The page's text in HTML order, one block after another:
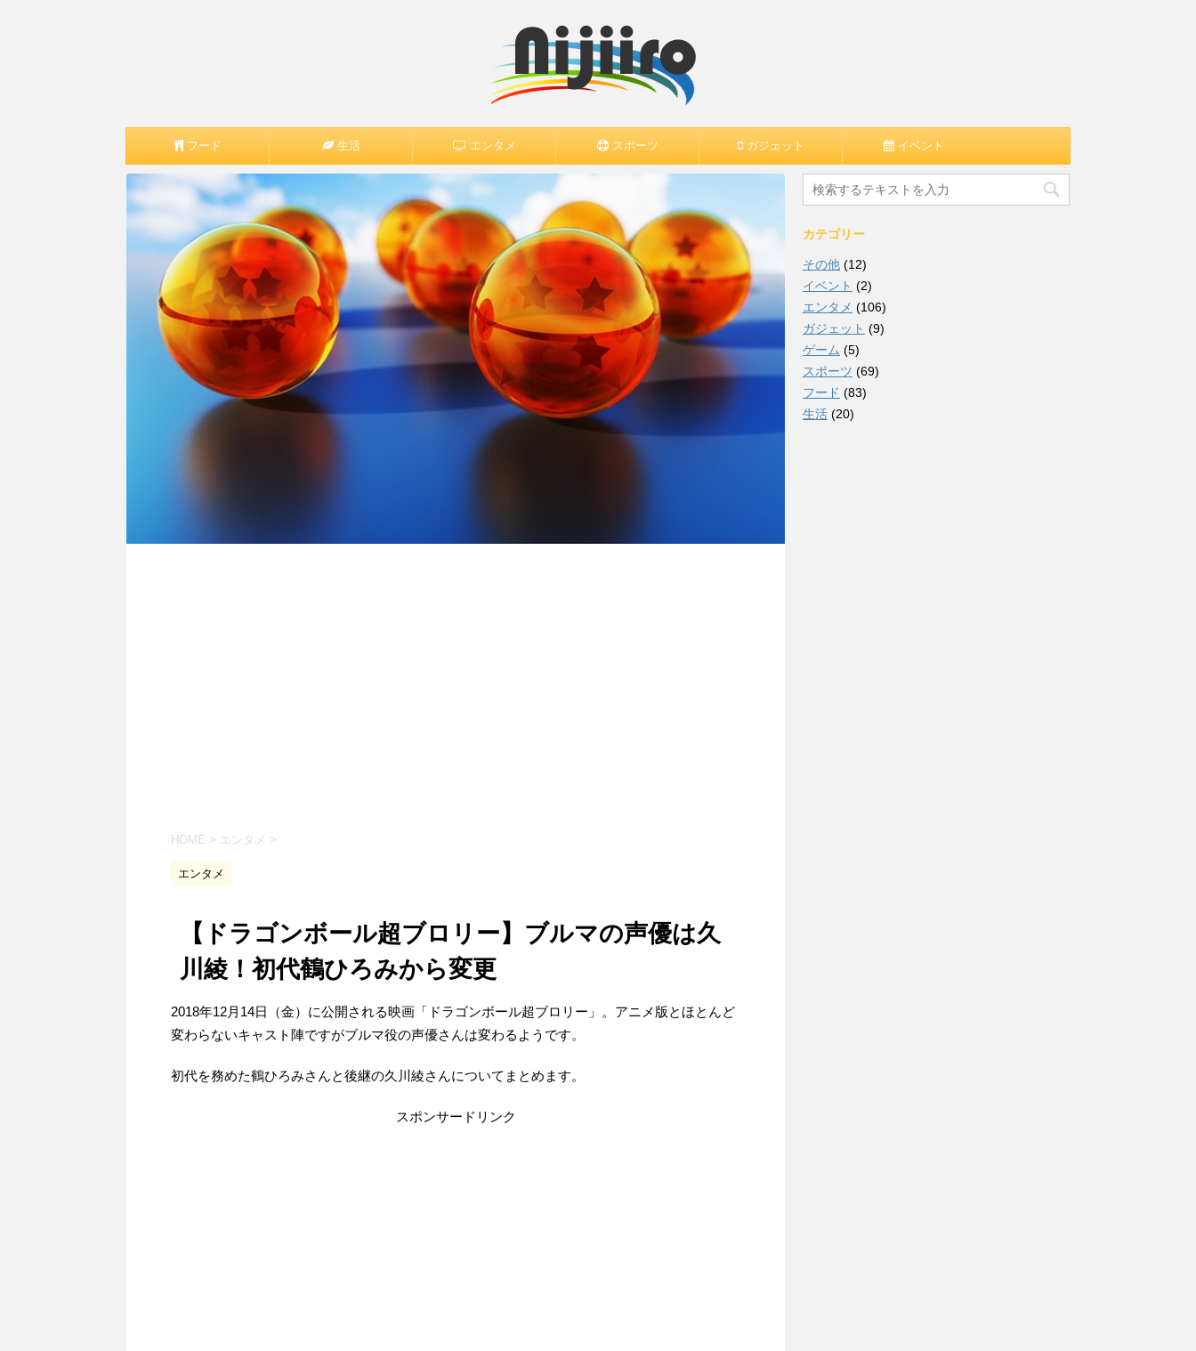
フード 生活 エンタメ スポーツ ガジェット イベント
HOME > エンタメ >
エンタメ
【ドラゴンボール超ブロリー】ブルマの声優は久
川綾！初代鶴ひろみから変更
2018年12月14日（金）に公開される映画「ドラゴンボール超ブロリー」。アニメ版とほとんど
変わらないキャスト陣ですがブルマ役の声優さんは変わるようです。
初代を務めた鶴ひろみさんと後継の久川綾さんについてまとめます。
スポンサードリンク
カテゴリー
その他 (12)
イベント (2)
エンタメ (106)
ガジェット (9)
ゲーム (5)
スポーツ (69)
フード (83)
生活 (20)